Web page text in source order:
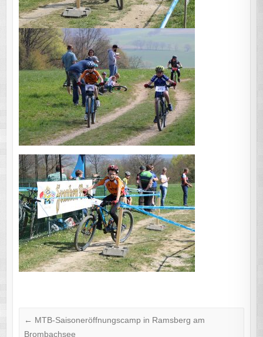
← MTB-Saisoneröffnungscamp in Ramsberg am
Brombachsee